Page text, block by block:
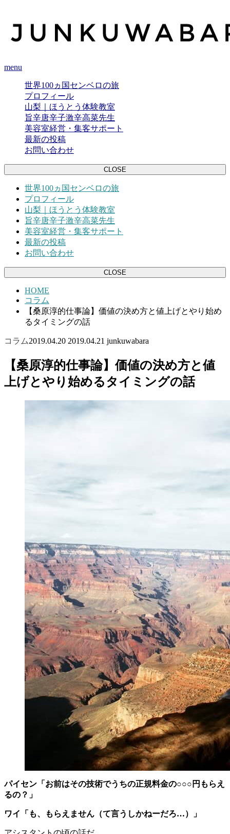
menu
世界100ヵ国センベロの旅
プロフィール
山梨｜ほうとう体験教室
旨辛唐辛子激辛高菜先生
美容室経営・集客サポート
最新の投稿
お問い合わせ
CLOSE
世界100ヵ国センベロの旅
プロフィール
山梨｜ほうとう体験教室
旨辛唐辛子激辛高菜先生
美容室経営・集客サポート
最新の投稿
お問い合わせ
CLOSE
HOME
コラム
【桑原淳的仕事論】価値の決め方と値上げとやり始め
るタイミングの話
コラム2019.04.20 2019.04.21 junkuwabara
【桑原淳的仕事論】価値の決め方と値
上げとやり始めるタイミングの話
パイセン「お前はその技術でうちの正規料金の○○○円もらえ
るの？」
ワイ「も、もらえません（て言うしかねーだろ…）」